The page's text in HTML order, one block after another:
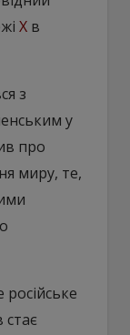
Х в
з
у
про
миру, те,
стає